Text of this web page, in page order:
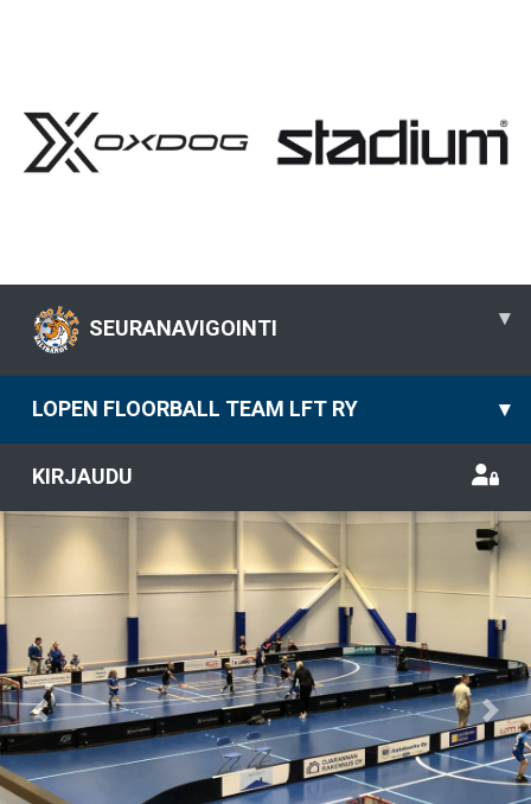
SEURANAVIGOINTI ▾
LOPEN FLOORBALL TEAM LFT RY ▾
KIRJAUDU
Previous